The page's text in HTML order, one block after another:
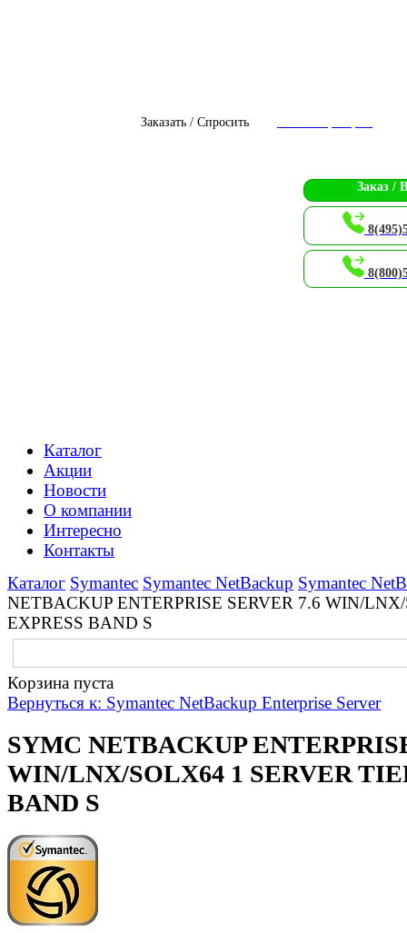
Заказать / Спросить
Заказ /
Каталог
Акции
Новости
О компании
Интересно
Контакты
Каталог Symantec Symantec NetBackup Symantec
NETBACKUP ENTERPRISE SERVER 7.6 WIN/
EXPRESS BAND S
Корзина пуста
Вернуться к: Symantec NetBackup Enterprise Server
SYMC NETBACKUP
WIN/LNX/SOLX64 1 SERVER
BAND S